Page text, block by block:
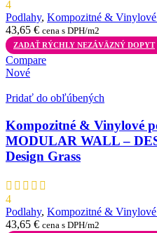
4
Podlahy, Kompozitné &
43,65 € cena s DPH/m2
ZADAŤ RÝCHLY NEZÁVÄZNÝ DOPYT
Compare
Nové
Pridať do obľúbených
Kompozitné & Vinylové
MODULAR WALL –
Design Grass
4
Podlahy, Kompozitné &
43,65 € cena s DPH/m2